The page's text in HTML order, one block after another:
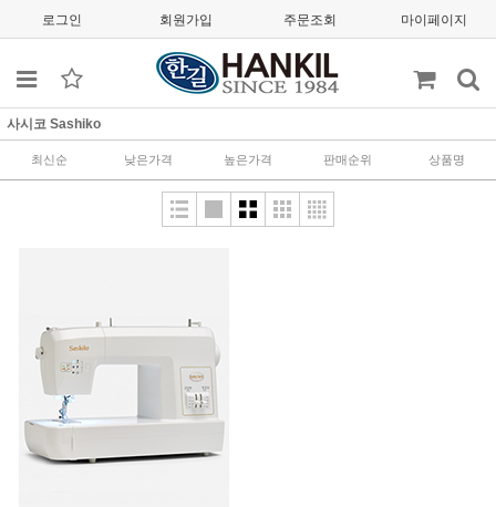
로그인 회원가입 주문조회 마이페이지
사시코 Sashiko
최신순 낮은가격 높은가격 판매순위 상품명